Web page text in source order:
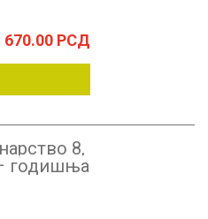
670.00 РСД
8,
годишња